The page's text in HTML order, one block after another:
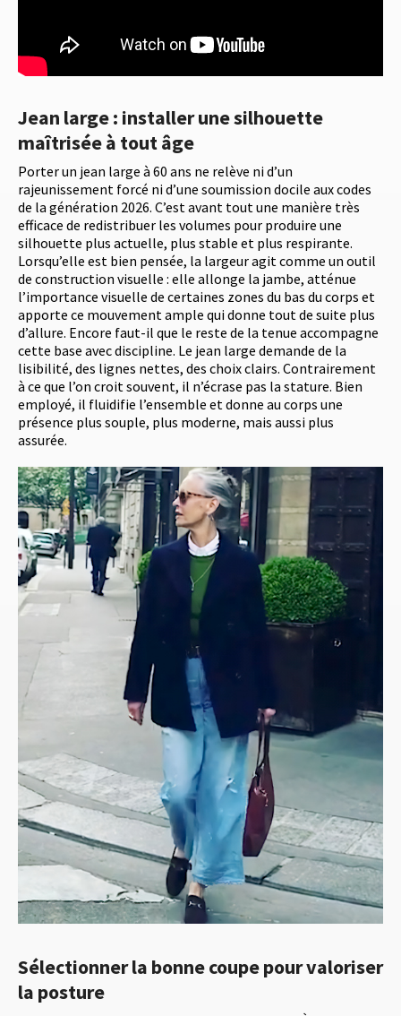
Jean large : installer une silhouette
maîtrisée à tout âge
Porter un jean large à 60 ans ne relève ni d’un
rajeunissement forcé ni d’une soumission docile aux codes
de la génération 2026. C’est avant tout une manière très
efficace de redistribuer les volumes pour produire une
silhouette plus actuelle, plus stable et plus respirante.
Lorsqu’elle est bien pensée, la largeur agit comme un outil
de construction visuelle : elle allonge la jambe, atténue
l’importance visuelle de certaines zones du bas du corps et
apporte ce mouvement ample qui donne tout de suite plus
d’allure. Encore faut-il que le reste de la tenue accompagne
cette base avec discipline. Le jean large demande de la
lisibilité, des lignes nettes, des choix clairs. Contrairement
à ce que l’on croit souvent, il n’écrase pas la stature. Bien
employé, il fluidifie l’ensemble et donne au corps une
présence plus souple, plus moderne, mais aussi plus
assurée.
Sélectionner la bonne coupe pour valoriser
la posture